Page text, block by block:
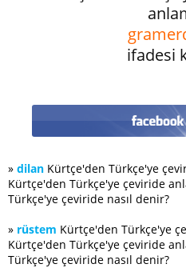
ifadesi
» dilan Kürtçe'den Türkçe'ye
Kürtçe'den Türkçe'ye çeviride
Türkçe'ye çeviride nasıl denir?
» rüstem Kürtçe'den Türkçe'ye
Kürtçe'den Türkçe'ye çeviride
Türkçe'ye çeviride nasıl denir?